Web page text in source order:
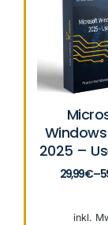
2025 –
29,99€–
inkl.